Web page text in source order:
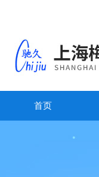
首页